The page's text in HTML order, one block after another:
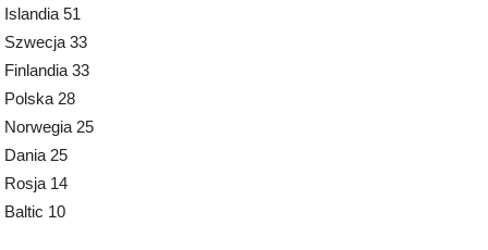
Islandia 51
Szwecja 33
Finlandia 33
Polska 28
Norwegia 25
Dania 25
Rosja 14
Baltic 10